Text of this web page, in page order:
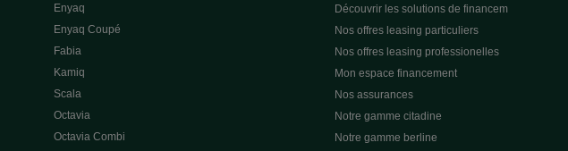
Enyaq
Enyaq Coupé
Fabia
Kamiq
Scala
Octavia
Octavia Combi
Découvrir les solutions de financem
Nos offres leasing particuliers
Nos offres leasing professionelles
Mon espace financement
Nos assurances
Notre gamme citadine
Notre gamme berline